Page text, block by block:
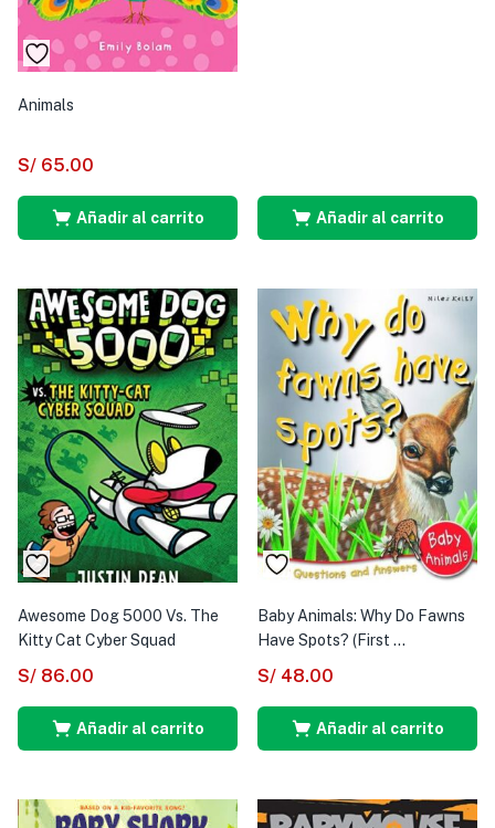
Animals
S/ 65.00
Añadir al carrito Añadir al carrito
Awesome Dog 5000 Vs. The
Kitty Cat Cyber Squad
S/ 86.00
Añadir al carrito
Baby Animals: Why Do Fawns
Have Spots? (First ...
S/ 48.00
Añadir al carrito